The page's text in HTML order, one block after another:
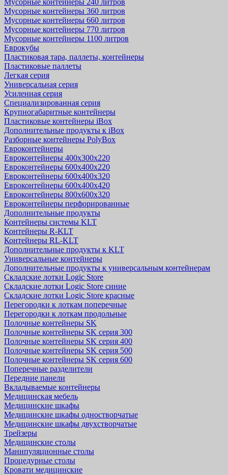
Мусорные контейнеры 240 литров
Мусорные контейнеры 360 литров
Мусорные контейнеры 660 литров
Мусорные контейнеры 770 литров
Мусорные контейнеры 1100 литров
Еврокубы
Пластиковая тара, паллеты, контейнеры
Пластиковые паллеты
Легкая серия
Универсальная серия
Усиленная серия
Специализированная серия
Крупногабаритные контейнеры
Пластиковые контейнеры iBox
Дополнительные продукты к iBox
Разборные контейнеры PolyBox
Евроконтейнеры
Евроконтейнеры 400х300х220
Евроконтейнеры 600х400х220
Евроконтейнеры 600х400х320
Евроконтейнеры 600х400х420
Евроконтейнеры 800х600х320
Евроконтейнеры перфорированные
Дополнительные продукты
Контейнеры системы KLT
Контейнеры R-KLT
Контейнеры RL-KLT
Дополнительные продукты к KLT
Универсальные контейнеры
Дополнительные продукты к универсальным контейнерам
Складские лотки Logic Store
Складские лотки Logic Store синие
Складские лотки Logic Store красные
Перегородки к лоткам поперечные
Перегородки к лоткам продольные
Полочные контейнеры SK
Полочные контейнеры SK серия 300
Полочные контейнеры SK серия 400
Полочные контейнеры SK серия 500
Полочные контейнеры SK серия 600
Поперечные разделители
Передние панели
Вкладываемые контейнеры
Медицинская мебель
Медицинские шкафы
Медицинские шкафы одностворчатые
Медицинские шкафы двухстворчатые
Трейзеры
Медицинские столы
Манипуляционные столы
Процедурные столы
Кровати медицинские